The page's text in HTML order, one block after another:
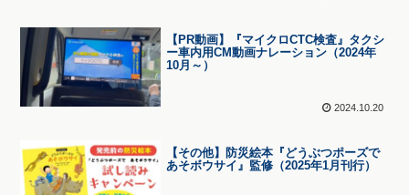
【PR動画】『マイクロCTC検査』タクシ
ー車内用CM動画ナレーション（2024年
10月～）
2024.10.20
【その他】防災絵本『どうぶつポーズで
あそボウサイ』監修（2025年1月刊行）